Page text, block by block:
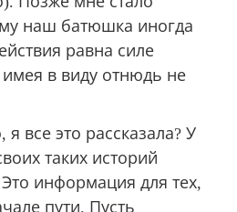
наш батюшка иногда
равна силе
имея в виду отнюдь не
все это рассказала? У
таких историй
информация для тех,
пути. Пусть